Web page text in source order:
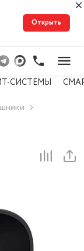
Открыть
СИСТЕМЫ